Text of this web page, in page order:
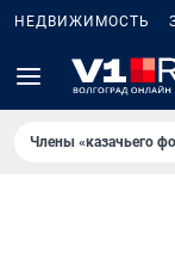
НЕДВИЖИМОСТЬ
Члены «казачьего